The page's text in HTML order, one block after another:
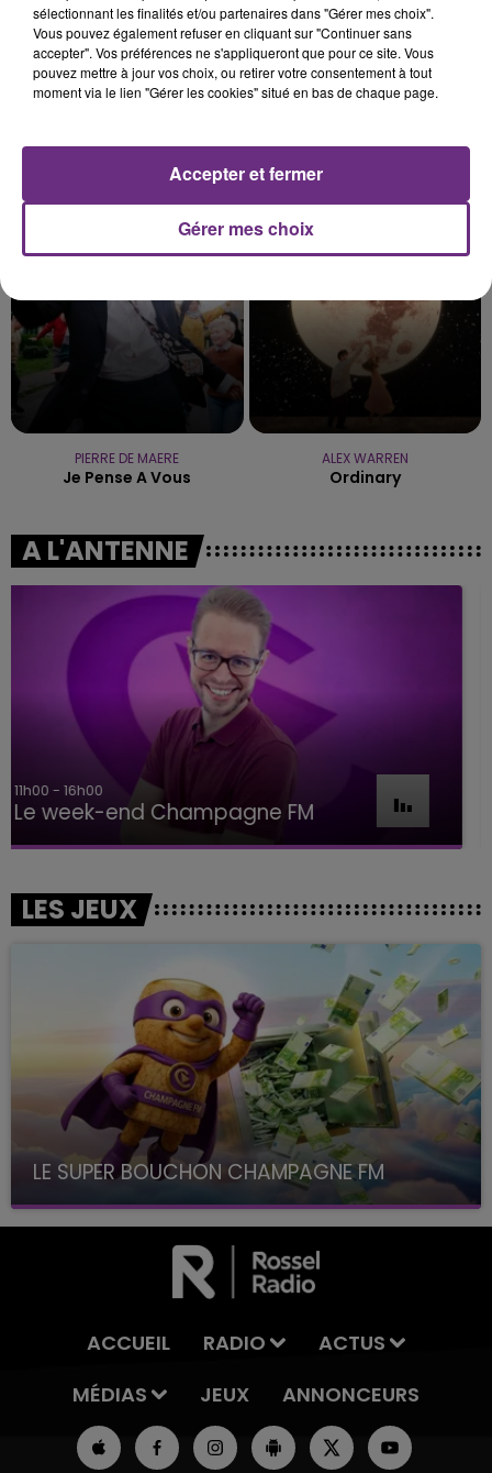
On Ne Change Pas
PIERRE DE MAERE
Je Pense A Vous
13h57
13h57
ALEX WARREN
Ordinary
A L'ANTENNE
16h00 - 20h00
Le Week-end Champagne FM
LES JEUX
LE SUPER BOUCHON CHAMPAGNE FM
avec La Famille Champagne FM, à 8H10
ACCUEIL RADIO
ACTUS
MÉDIAS
JEUX ANNONCEURS
sélectionnant les finalités et/ou partenaires dans "Gérer mes choix".
Vous pouvez également refuser en cliquant sur "Continuer sans
accepter". Vos préférences ne s'appliqueront que pour ce site. Vous
pouvez mettre à jour vos choix, ou retirer votre consentement à tout
moment via le lien "Gérer les cookies" situé en bas de chaque page.
Gérer mes choix
Accepter et fermer